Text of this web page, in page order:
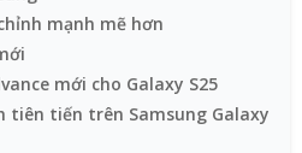
mạnh mẽ hơn
mới cho Galaxy S25
tiên tiến trên Samsung Galaxy